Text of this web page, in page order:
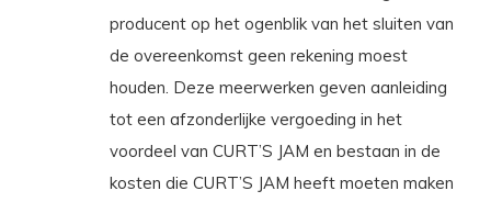
producent op het ogenblik van het sluiten van
de overeenkomst geen rekening moest
houden. Deze meerwerken geven aanleiding
tot een afzonderlijke vergoeding in het
voordeel van CURT’S JAM en bestaan in de
kosten die CURT’S JAM heeft moeten maken